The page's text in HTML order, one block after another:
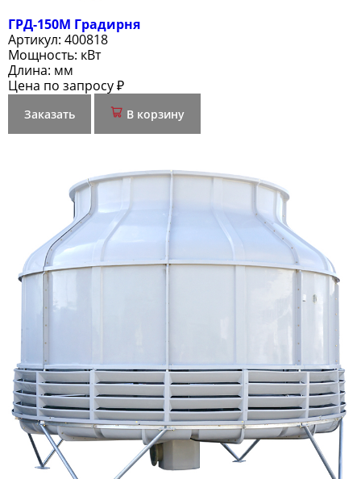
ГРД-150М Градирня
Артикул: 400818
Мощность: кВт
Длина: мм
Цена по запросу ₽
Заказать В корзину